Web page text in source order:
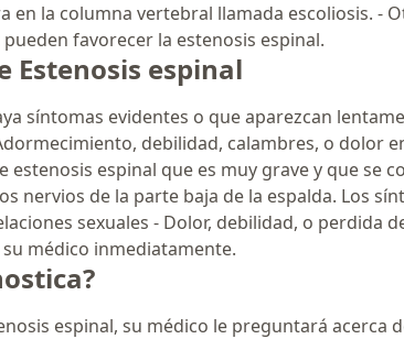
en la columna vertebral llamada escoliosis. -
favorecer la estenosis espinal.
Estenosis espinal
síntomas evidentes o que aparezcan
debilidad, calambres, o dolor
estenosis espinal que es muy grave y que
nervios de la parte baja de la espalda. Los
sexuales - Dolor, debilidad, o perdida
médico inmediatamente.
espinal, su médico le preguntará